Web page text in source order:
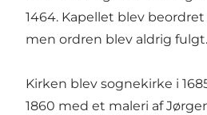
1464. Kapellet blev
men ordren blev aldrig fulgt.
Kirken blev sognekirke i
1860 med et maleri af